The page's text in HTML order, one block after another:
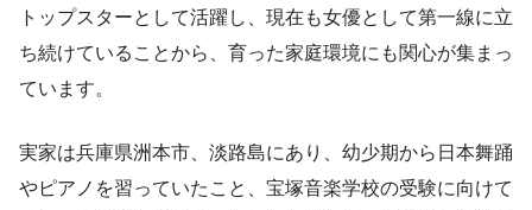
トップスターとして活躍し、現在も女優として第一線に立
ち続けていることから、育った家庭環境にも関心が集まっ
ています。
実家は兵庫県洲本市、淡路島にあり、幼少期から日本舞踊
やピアノを習っていたこと、宝塚音楽学校の受験に向けて